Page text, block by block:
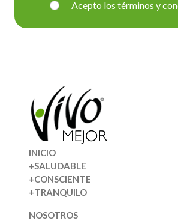
Acepto los términos y
INICIO
+SALUDABLE
+CONSCIENTE
+TRANQUILO
NOSOTROS